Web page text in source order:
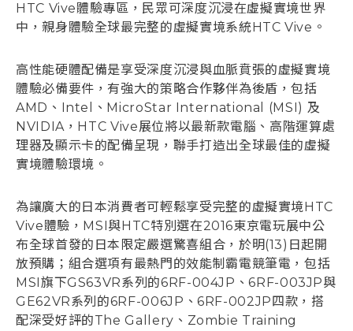
HTC Vive體驗專區，民眾可深度沉浸在虛擬實境世界
中，親身體驗全球最完整的虛擬實境系統HTC Vive。
高性能硬體配備是享受深度沉浸與血脈賁張的虛擬實境
體驗必備要件，有強大的策略合作夥伴為後盾，包括
AMD、Intel、MicroStar International (MSI) 及
NVIDIA，HTC Vive展位將以最新款電腦、高階運算處
理器及顯示卡的配備呈現，聯手打造出全球最佳的虛擬
實境體驗環境。
為讓廣大的日本消費者可輕鬆享受完整的虛擬實境HTC
Vive體驗，MSI與HTC特別選在2016東京電玩展中公
布全球首發的日本限定嚴選驚喜組合，於明(13)日起開
放預購；組合選項有最熱門的效能制霸電競筆電，包括
MSI旗下GS63VR系列的6RF-004JP、6RF-003JP與
GE62VR系列的6RF-006JP、6RF-002JP四款，搭
配深受好評的The Gallery、Zombie Training